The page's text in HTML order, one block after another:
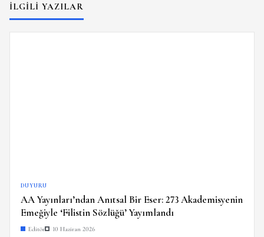
İLGILI YAZILAR
DUYURU
AA Yayınları’ndan Anıtsal Bir Eser: 273 Akademisyenin
Emeğiyle ‘Filistin Sözlüğü’ Yayımlandı
Editör 10 Haziran 2026